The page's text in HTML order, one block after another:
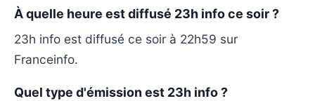
À quelle heure est diffusé 23h info ce soir ?
23h info est diffusé ce soir à 22h59 sur
Franceinfo.
Quel type d'émission est 23h info ?